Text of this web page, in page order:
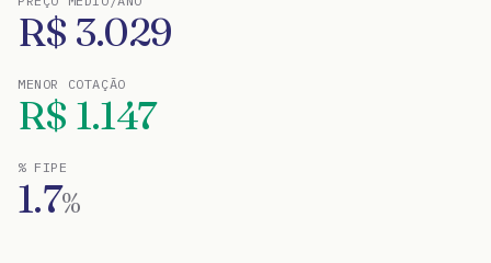
R$ 3.029
MENOR COTAÇÃO
R$ 1.147
% FIPE
1.7%